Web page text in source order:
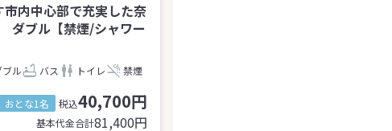
内中心部で充実した奈
ダブル【禁煙/シャワー
ブル バス トイレ 禁煙
おとな1名 税込40,700円
基本代金合計81,400円